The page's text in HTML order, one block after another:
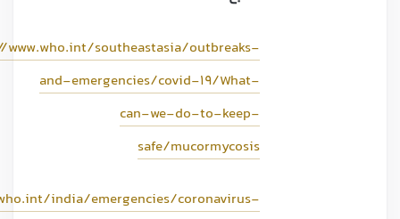
southeastasia/outbreaks-
and-emergencies/covid-19/What-
can-we-do-to-keep-
safe/mucormycosis
india/emergencies/coronavirus-